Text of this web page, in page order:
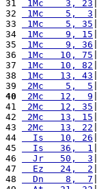
31
1Mc    3, 23
32
1Mc    5,  3
33
1Mc    5, 35
34
1Mc    9, 15
35
1Mc    9, 36
36
1Mc   10, 75
37
1Mc   10, 82
38
1Mc   13, 43
39
2Mc    5,  5
40
2Mc   12,  9
41
2Mc   12, 35
42
2Mc   13, 15
43
2Mc   13, 22
44
  Is   10, 26
45
  Is   36,  1
46
  Jr   50,  3
47
  Ez   24,  2
48
  Dn    8,  7